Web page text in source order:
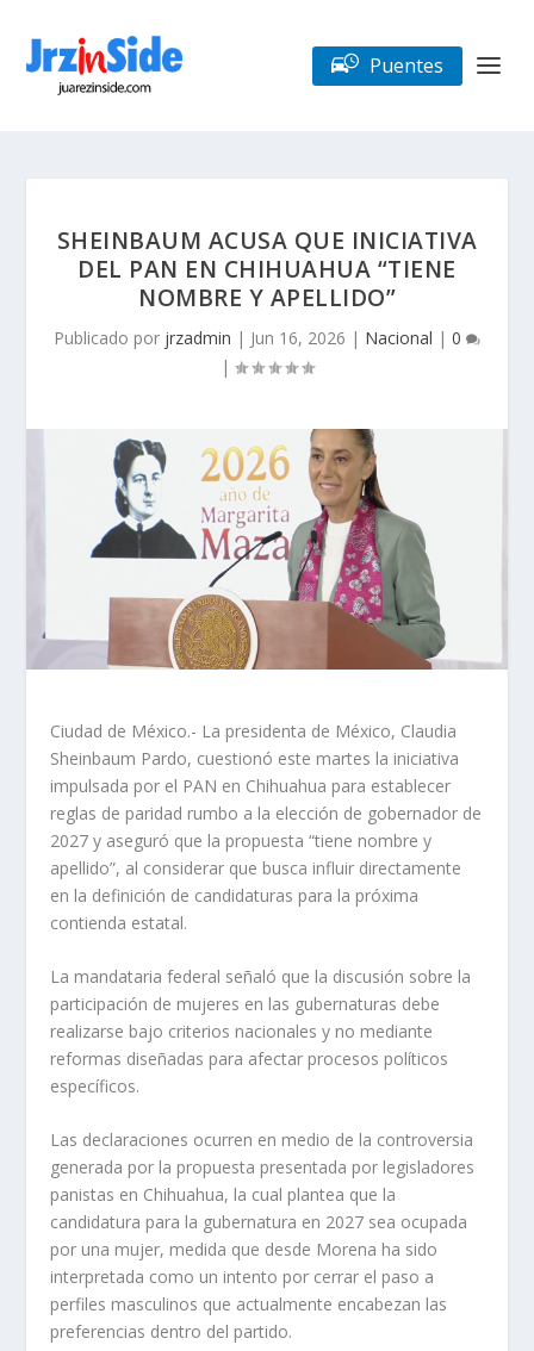
Puentes
SHEINBAUM ACUSA QUE INICIATIVA
DEL PAN EN CHIHUAHUA “TIENE
NOMBRE Y APELLIDO”
Publicado por jrzadmin | Jun 16, 2026 | Nacional | 0
|
Ciudad de México.- La presidenta de México, Claudia
Sheinbaum Pardo, cuestionó este martes la iniciativa
impulsada por el PAN en Chihuahua para establecer
reglas de paridad rumbo a la elección de gobernador de
2027 y aseguró que la propuesta “tiene nombre y
apellido”, al considerar que busca influir directamente
en la definición de candidaturas para la próxima
contienda estatal.
La mandataria federal señaló que la discusión sobre la
participación de mujeres en las gubernaturas debe
realizarse bajo criterios nacionales y no mediante
reformas diseñadas para afectar procesos políticos
específicos.
Las declaraciones ocurren en medio de la controversia
generada por la propuesta presentada por legisladores
panistas en Chihuahua, la cual plantea que la
candidatura para la gubernatura en 2027 sea ocupada
por una mujer, medida que desde Morena ha sido
interpretada como un intento por cerrar el paso a
perfiles masculinos que actualmente encabezan las
preferencias dentro del partido.